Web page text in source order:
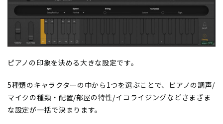
ピアノの印象を決める大きな設定です。
5種類のキャラクターの中から1つを選ぶことで、ピアノの調声/
マイクの種類・配置/部屋の特性/イコライジングなどさまざま
な設定が一括で決まります。